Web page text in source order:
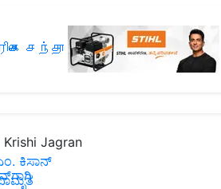
சந்தா
Jagran
ಕಿಸಾನ್